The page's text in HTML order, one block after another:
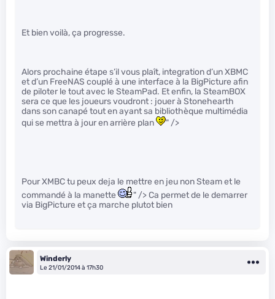
Et bien voilà, ça progresse.
Alors prochaine étape s’il vous plaît, integration d’un XBMC
et d’un FreeNAS couplé à une interface à la BigPicture afin
de piloter le tout avec le SteamPad. Et enfin, la SteamBOX
sera ce que les joueurs voudront : jouer à Stonehearth
dans son canapé tout en ayant sa bibliothèque multimédia
qui se mettra à jour en arrière plan
" />
Pour XMBC tu peux deja le mettre en jeu non Steam et le
commandé à la manette
" /> Ca permet de le demarrer
via BigPicture et ça marche plutot bien
Winderly
Le 21/01/2014 à 17h30